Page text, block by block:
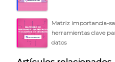
Matriz importancia-
herramientas clave
datos